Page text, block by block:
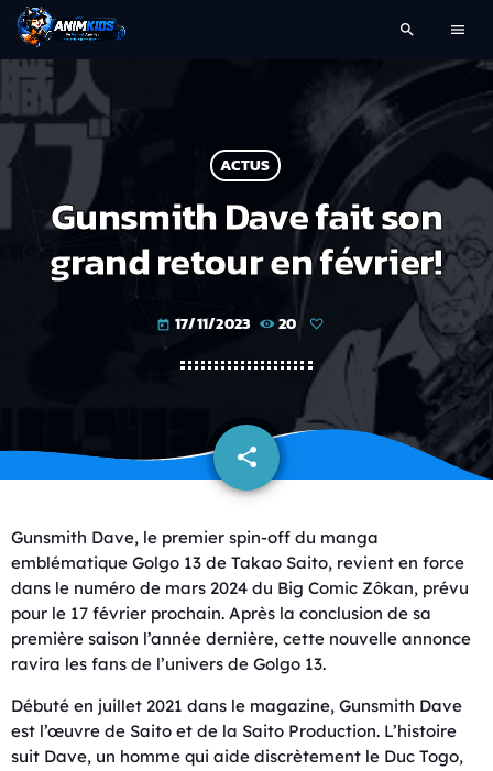
search menu
ACTUS
Gunsmith Dave fait son
grand retour en février!
today 17/11/2023 20
share
email
Gunsmith Dave, le premier spin-off du manga
emblématique Golgo 13 de Takao Saito, revient en force
dans le numéro de mars 2024 du Big Comic Zôkan, prévu
pour le 17 février prochain. Après la conclusion de sa
première saison l’année dernière, cette nouvelle annonce
ravira les fans de l’univers de Golgo 13.
Débuté en juillet 2021 dans le magazine, Gunsmith Dave
est l’œuvre de Saito et de la Saito Production. L’histoire
suit Dave, un homme qui aide discrètement le Duc Togo,